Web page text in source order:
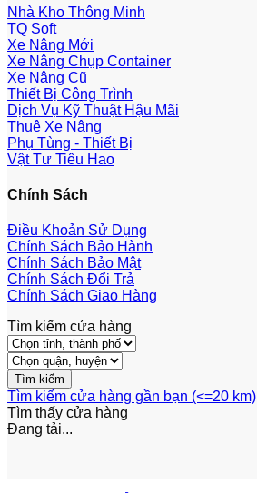
Nhà Kho Thông Minh
TQ Soft
Xe Nâng Mới
Xe Nâng Chụp Container
Xe Nâng Cũ
Thiết Bị Công Trình
Dịch Vụ Kỹ Thuật Hậu Mãi
Thuê Xe Nâng
Phụ Tùng - Thiết Bị
Vật Tư Tiêu Hao
Chính Sách
Điều Khoản Sử Dụng
Chính Sách Bảo Hành
Chính Sách Bảo Mật
Chính Sách Đổi Trả
Chính Sách Giao Hàng
Tìm kiếm cửa hàng
Tìm kiếm cửa hàng gần bạn (<=20 km)
Tìm thấy cửa hàng
Đang tải...